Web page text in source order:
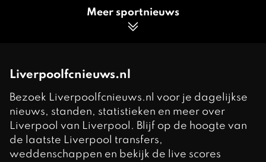
Meer sportnieuws
Liverpoolfcnieuws.nl
Bezoek Liverpoolfcnieuws.nl voor je dagelijkse
nieuws, standen, statistieken en meer over
Liverpool van Liverpool. Blijf op de hoogte van
de laatste Liverpool transfers,
weddenschappen en bekijk de live scores